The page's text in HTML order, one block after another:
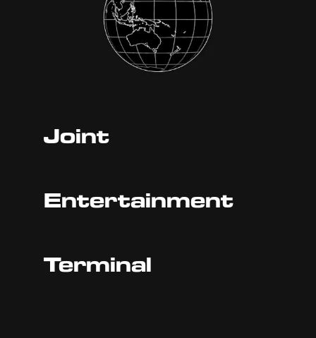
Joint
Entertainment
Terminal